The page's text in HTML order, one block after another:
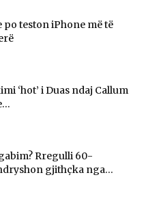
po teston iPhone më të
‘hot’ i Duas ndaj Callum
Rregulli 60-
gjithçka nga...